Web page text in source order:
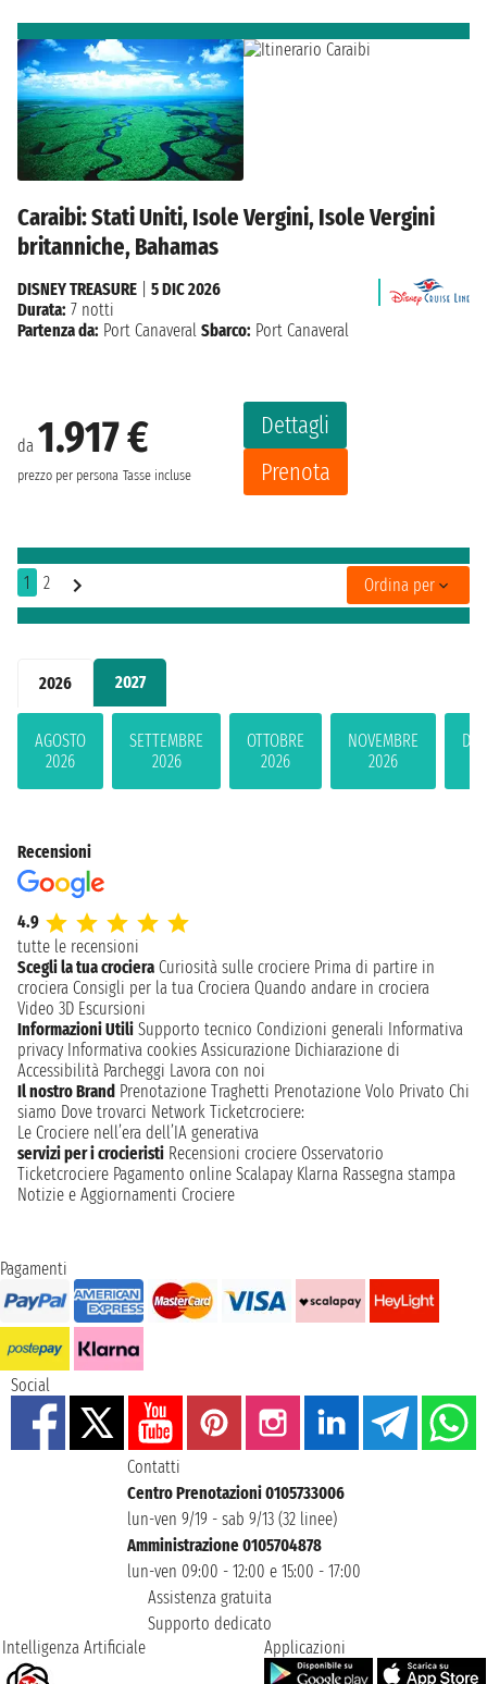
2026 2027
AGOSTO
2026
SETTEMBRE
2026
OTTOBRE
2026
NOVEMBRE
2026
Caraibi: Stati Uniti, Isole Vergini, Isole Vergini
britanniche, Bahamas
da 1.917 €
prezzo per persona Tasse incluse
Dettagli
Prenota
DISNEY TREASURE
5 DIC 2026
Durata: 7 notti
Partenza da: Port Canaveral Sbarco: Port Canaveral
1 2 Ordina per
Recensioni
4.9
tutte le recensioni
Scegli la tua crociera Curiosità sulle crociere Prima di partire in
crociera Consigli per la tua Crociera Quando andare in crociera
Video 3D Escursioni
Informazioni Utili Supporto tecnico Condizioni generali Informativa
privacy Informativa cookies Assicurazione Dichiarazione di
Accessibilità Parcheggi Lavora con noi
Il nostro Brand Prenotazione Traghetti Prenotazione Volo Privato Chi
siamo Dove trovarci Network Ticketcrociere:
Le Crociere nell’era dell’IA generativa
servizi per i crocieristi Recensioni crociere Osservatorio
Ticketcrociere Pagamento online Scalapay Klarna Rassegna stampa
Notizie e Aggiornamenti Crociere
Pagamenti
Social
Contatti
Centro Prenotazioni 0105733006
lun-ven 9/19 - sab 9/13 (32 linee)
Amministrazione 0105704878
lun-ven 09:00 - 12:00 e 15:00 - 17:00
Assistenza gratuita
Supporto dedicato
Intelligenza Artificiale
Applicazioni